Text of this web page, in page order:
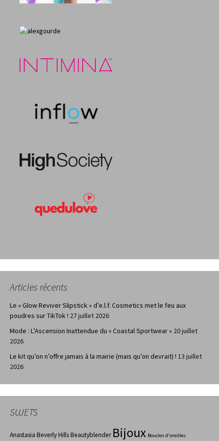
Articles récents
Le « Glow Reviver Slipstick » d’e.l.f. Cosmetics met le feu aux
poudres sur TikTok ! 27 juillet 2026
Mode : L’Ascension Inattendue du « Coastal Sportwear » 20 juillet
2026
Le kit qu’on n’offre jamais à la mairie (mais qu’on devrait) ! 13 juillet
2026
SUJETS
Anastasia Beverly HillsBeautyblender Bijoux Boucles d'oreilles